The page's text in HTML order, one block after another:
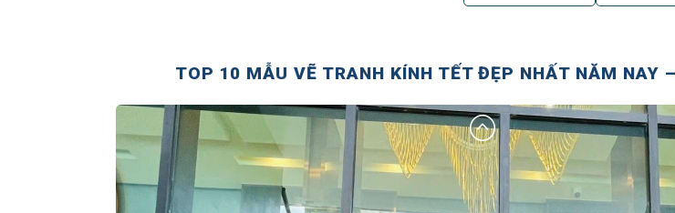
TOP 10 MẪU VẼ TRANH KÍNH TẾT ĐẸP NHẤT NĂM NAY